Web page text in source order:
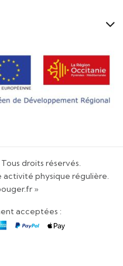
Tous droits réservés.
activité physique régulière.
»
acceptées :